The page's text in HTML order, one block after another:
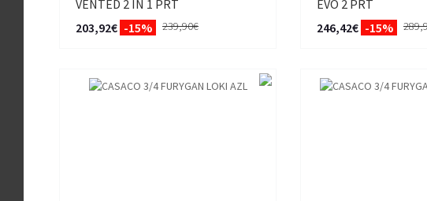
VENTED 2 IN 1 PRT
203,92€ -15% 239,90€
EVO 2 PRT
246,42€ -15%